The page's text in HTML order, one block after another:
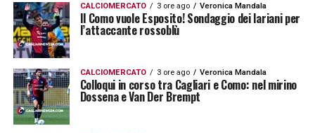
CALCIOMERCATO 3 ore ago Veronica Mandala
Il Como vuole Esposito! Sondaggio dei lariani per
l’attaccante rossoblù
CALCIOMERCATO 3 ore ago Veronica Mandala
Colloqui in corso tra Cagliari e Como: nel mirino
Dossena e Van Der Brempt